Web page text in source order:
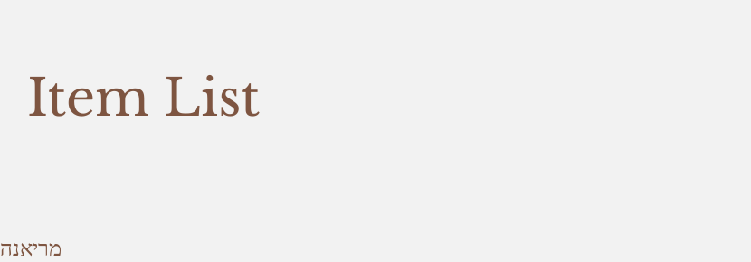
Item List
מריאנה